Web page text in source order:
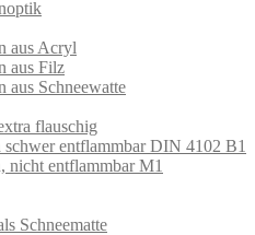
aus Acryl
aus Filz
aus Schneewatte
flauschig
schwer entflammbar DIN 4102 B1
nicht entflammbar M1
Schneematte